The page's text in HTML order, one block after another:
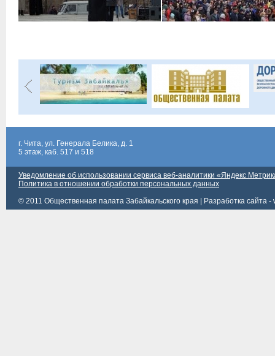
г. Чита, ул. Генерала Белика, д. 1
5 этаж, каб. 517 и 518
Уведомление об использовании сервиса веб-аналитики «Яндекс
Политика в отношении обработки персональных данных
© 2011 Общественная палата Забайкальского края |
Разработка сайта -